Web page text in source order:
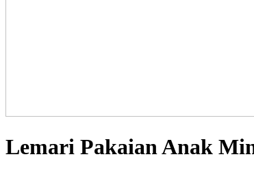
Lemari Pakaian Anak